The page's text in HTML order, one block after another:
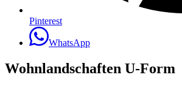
Pinterest
WhatsApp
Wohnlandschaften U-Form